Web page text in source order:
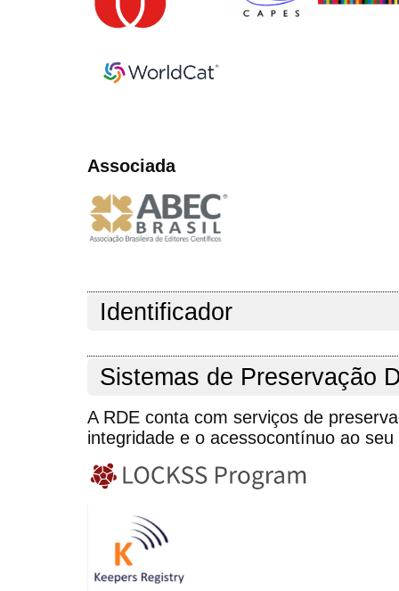
Associada
Identificador
Sistemas de Preservação
A RDE conta com serviços de
integridade e o acessocontínuo ao